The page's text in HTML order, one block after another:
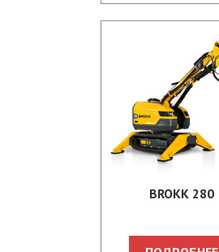
BROKK 280